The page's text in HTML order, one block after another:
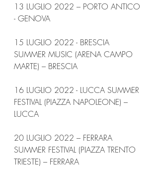
13 LUGLIO 2022 – PORTO ANTICO
- GENOVA
15 LUGLIO 2022 - BRESCIA
SUMMER MUSIC (ARENA CAMPO
MARTE) – BRESCIA
16 LUGLIO 2022 - LUCCA SUMMER
FESTIVAL (PIAZZA NAPOLEONE) –
LUCCA
20 LUGLIO 2022 – FERRARA
SUMMER FESTIVAL (PIAZZA TRENTO
TRIESTE) – FERRARA